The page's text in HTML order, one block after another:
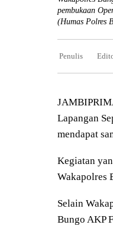
pembukaan
(Humas Polres
Penulis
Lapangan
mendapat
Kegiatan
Wakapolres
Selain
Bungo AKP